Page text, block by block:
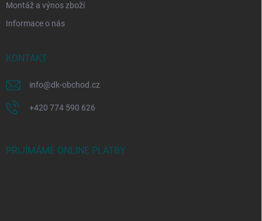
Montáž a výnos zboží
Informace o nás
KONTAKT
info@dk-obchod.cz
+420 774 590 626
PŘIJÍMÁME ONLINE PLATBY